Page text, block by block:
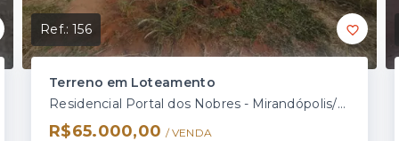
Ref.:156
Terreno em Loteamento
Residencial Portal dos Nobres - Mirandópolis/SP
R$65.000,00 / VENDA